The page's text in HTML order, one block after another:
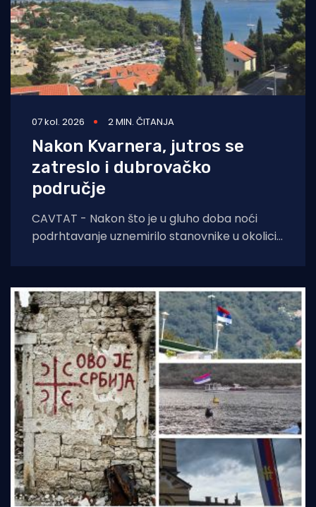
07 kol. 2026 2 MIN. ČITANJA
Nakon Kvarnera, jutros se
zatreslo i dubrovačko
područje
CAVTAT - Nakon što je u gluho doba noći
podrhtavanje uznemirilo stanovnike u okolici